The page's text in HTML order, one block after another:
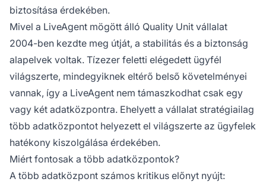
biztosítása érdekében.
Mivel a LiveAgent mögött álló Quality Unit vállalat
2004-ben kezdte meg útját, a stabilitás és a biztonság
alapelvek voltak. Tízezer feletti elégedett ügyfél
világszerte, mindegyiknek eltérő belső követelményei
vannak, így a LiveAgent nem támaszkodhat csak egy
vagy két adatközpontra. Ehelyett a vállalat stratégiailag
több adatközpontot helyezett el világszerte az ügyfelek
hatékony kiszolgálása érdekében.
Miért fontosak a több adatközpontok?
A több adatközpont számos kritikus előnyt nyújt: